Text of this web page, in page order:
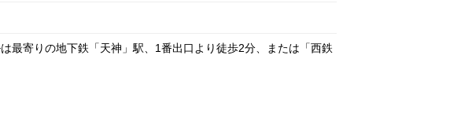
最寄りの地下鉄「天神」駅、1番出口より徒歩2分、または「西鉄